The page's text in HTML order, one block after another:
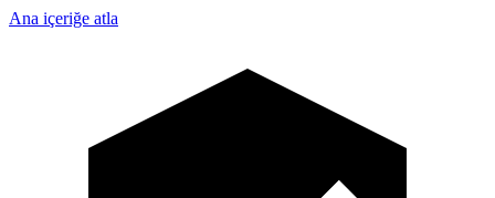
Ana içeriğe atla